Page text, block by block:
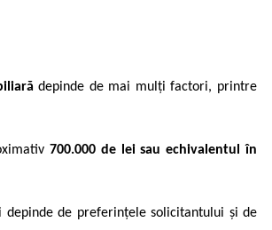
depinde de mai mulți factori, printre
700.000 de lei sau echivalentul în
depinde de preferințele solicitantului și de